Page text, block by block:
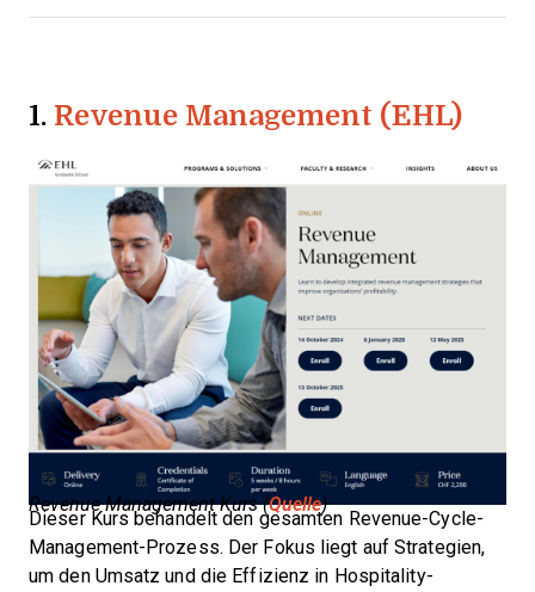
1. Revenue Management (EHL)
Revenue Management Kurs (Quelle)
Dieser Kurs behandelt den gesamten Revenue-Cycle-
Management-Prozess. Der Fokus liegt auf Strategien,
um den Umsatz und die Effizienz in Hospitality-